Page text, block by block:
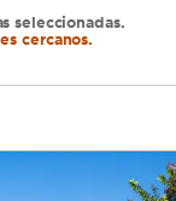
seleccionadas.
cercanos.